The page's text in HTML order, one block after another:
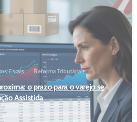
Fiscais Reforma Tributária
o prazo para o varejo se
Assistida